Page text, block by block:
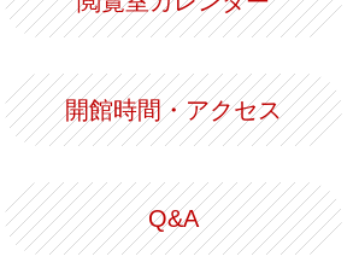
開館時間・アクセス
Q&A